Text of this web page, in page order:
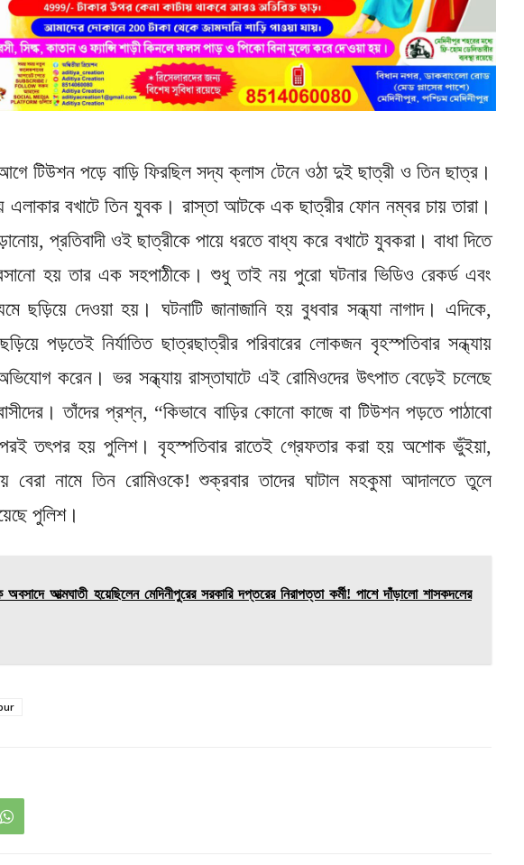
টিউশন পড়ে বাড়ি ফিরছিল সদ্য ক্লাস টেনে ওঠা দুই ছাত্রী ও তিন ছাত্র।
এলাকার বখাটে তিন যুবক। রাস্তা আটকে এক ছাত্রীর ফোন নম্বর চায় তারা।
প্রতিবাদী ওই ছাত্রীকে পায়ে ধরতে বাধ্য করে বখাটে যুবকরা। বাধা দিতে
হয় তার এক সহপাঠীকে। শুধু তাই নয় পুরো ঘটনার ভিডিও রেকর্ড এবং
ছড়িয়ে দেওয়া হয়। ঘটনাটি জানাজানি হয় বুধবার সন্ধ্যা নাগাদ। এদিকে,
পড়তেই নির্যাতিত ছাত্রছাত্রীর পরিবারের লোকজন বৃহস্পতিবার সন্ধ্যায়
করেন। ভর সন্ধ্যায় রাস্তাঘাটে এই রোমিওদের উৎপাত বেড়েই চলেছে
তাঁদের প্রশ্ন, “কিভাবে বাড়ির কোনো কাজে বা টিউশন পড়তে পাঠাবো
পরই তৎপর হয় পুলিশ। বৃহস্পতিবার রাতেই গ্রেফতার করা হয় অশোক ভুঁইয়া,
বেরা নামে তিন রোমিওকে! শুক্রবার তাদের ঘাটাল মহকুমা আদালতে তুলে
পুলিশ।
অবসাদে আত্মঘাতী হয়েছিলেন মেদিনীপুরের সরকারি দপ্তরের নিরাপত্তা কর্মী! পাশে দাঁড়ালো শাসকদলের